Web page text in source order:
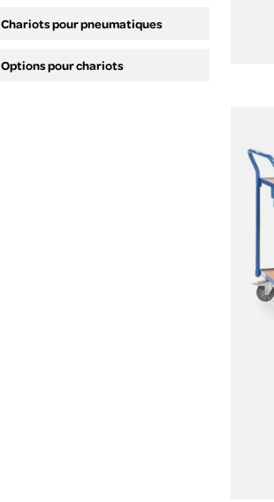
Chariots pour pneumatiques
Options pour chariots